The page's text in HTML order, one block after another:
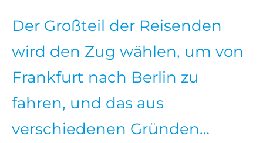
Der Großteil der Reisenden
wird den Zug wählen, um von
Frankfurt nach Berlin zu
fahren, und das aus
verschiedenen Gründen…